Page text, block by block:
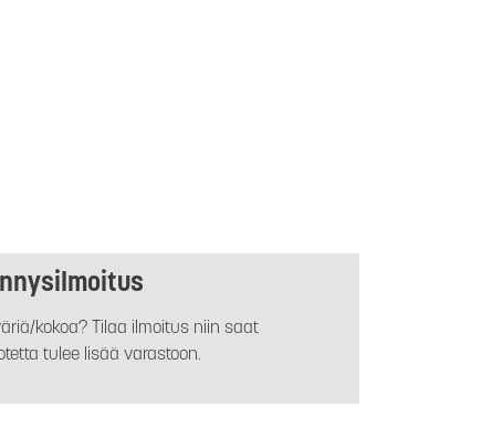
kokoa? Tilaa ilmoitus niin saat
tulee lisää varastoon.